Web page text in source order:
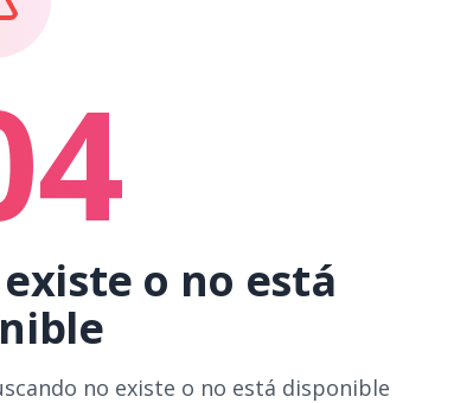
o no está
no existe o no está disponible